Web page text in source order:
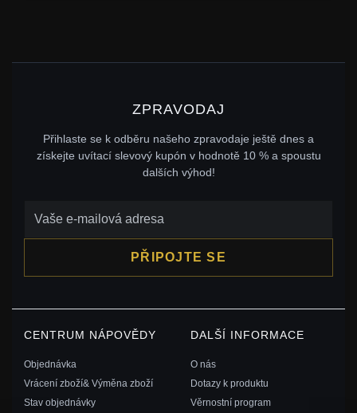
ZPRAVODAJ
Přihlaste se k odběru našeho zpravodaje ještě dnes a
získejte uvítací slevový kupón v hodnotě 10 % a spoustu
dalších výhod!
PŘIPOJTE SE
CENTRUM NÁPOVĚDY
Objednávka
Vrácení zboží& Výměna zboží
Stav objednávky
DALŠÍ INFORMACE
O nás
Dotazy k produktu
Věrnostní program